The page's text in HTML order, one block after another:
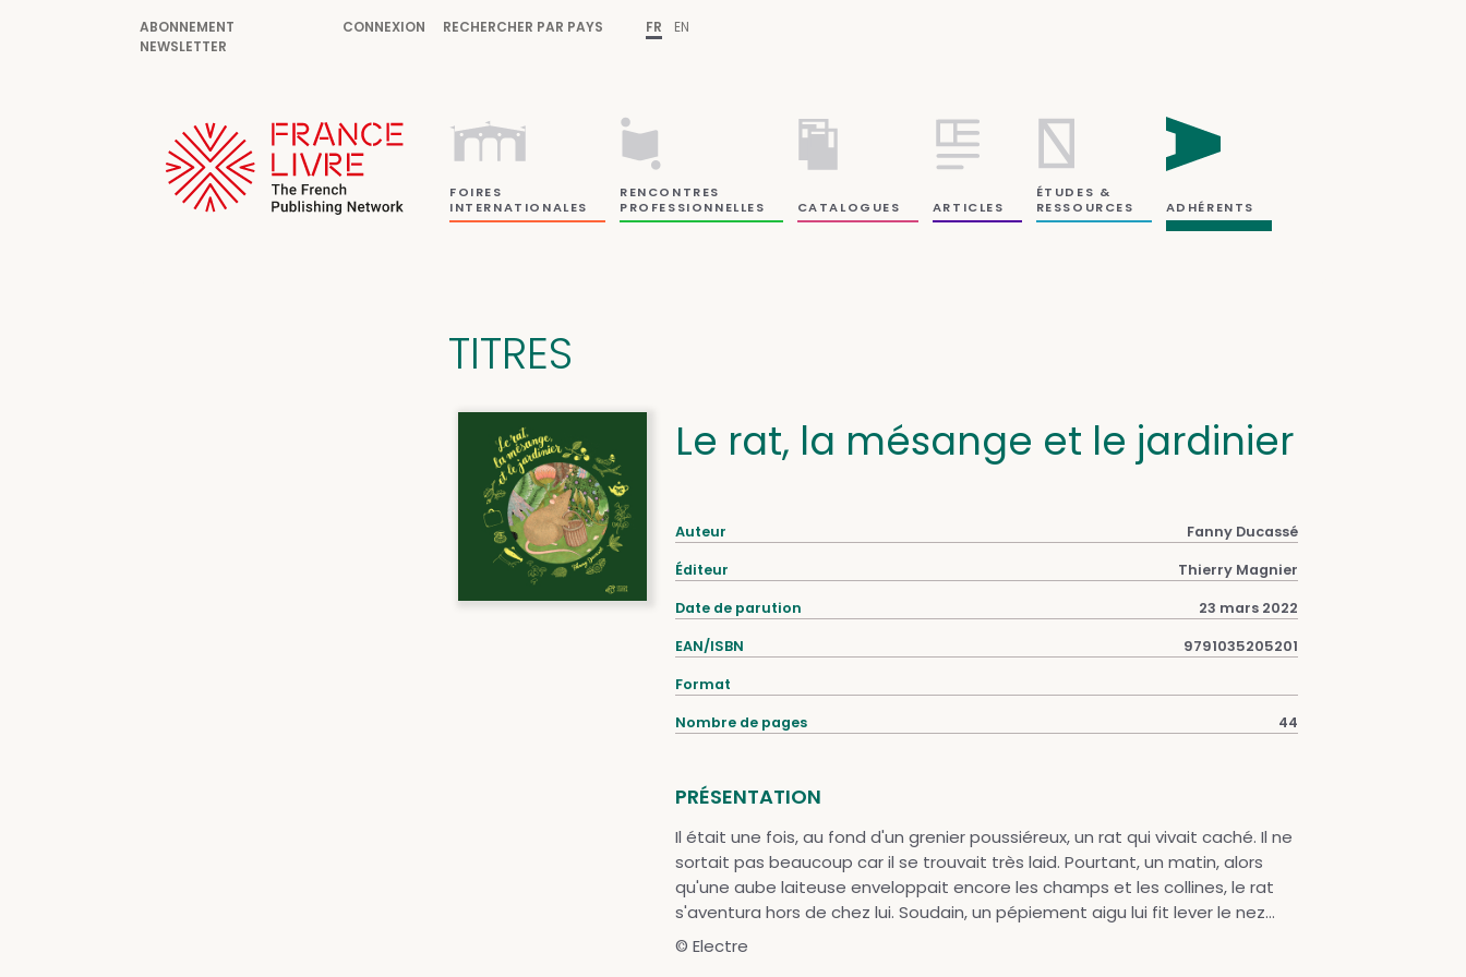
ABONNEMENT
NEWSLETTER
CONNEXION RECHERCHER PAR PAYS FR EN
FOIRES
INTERNATIONALES
RENCONTRES
PROFESSIONNELLES
CATALOGUES ARTICLES
ÉTUDES &
RESSOURCES
ADHÉRENTS
TITRES
Le rat, la mésange et le jardinier
Auteur Fanny Ducassé
Éditeur Thierry Magnier
Date de parution 23 mars 2022
EAN/ISBN 9791035205201
Format
Nombre de pages 44
PRÉSENTATION
Il était une fois, au fond d'un grenier poussiéreux, un rat qui vivait caché. Il ne
sortait pas beaucoup car il se trouvait très laid. Pourtant, un matin, alors
qu'une aube laiteuse enveloppait encore les champs et les collines, le rat
s'aventura hors de chez lui. Soudain, un pépiement aigu lui fit lever le nez...
© Electre